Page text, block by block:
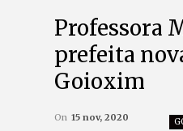
Professora
prefeita
Goioxim
On 15 nov, 2020